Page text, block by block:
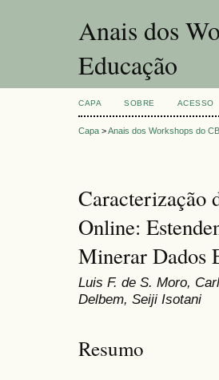
Anais dos
Educação
CAPA SOBRE ACESSO
Capa >Anais dos Workshops do
Caracterização
Online:
Minerar Dados
Luis F. de S. Moro,
Delbem, Seiji Isotani
Resumo